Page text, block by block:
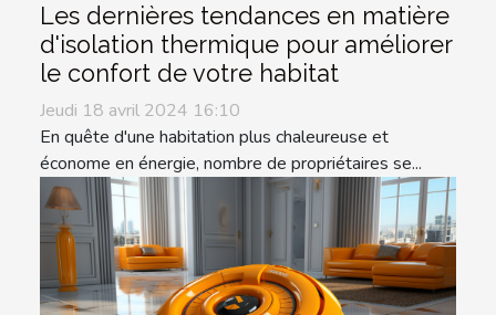
Les dernières tendances en matière
d'isolation thermique pour améliorer
le confort de votre habitat
Jeudi 18 avril 2024 16:10
En quête d'une habitation plus chaleureuse et
économe en énergie, nombre de propriétaires se...